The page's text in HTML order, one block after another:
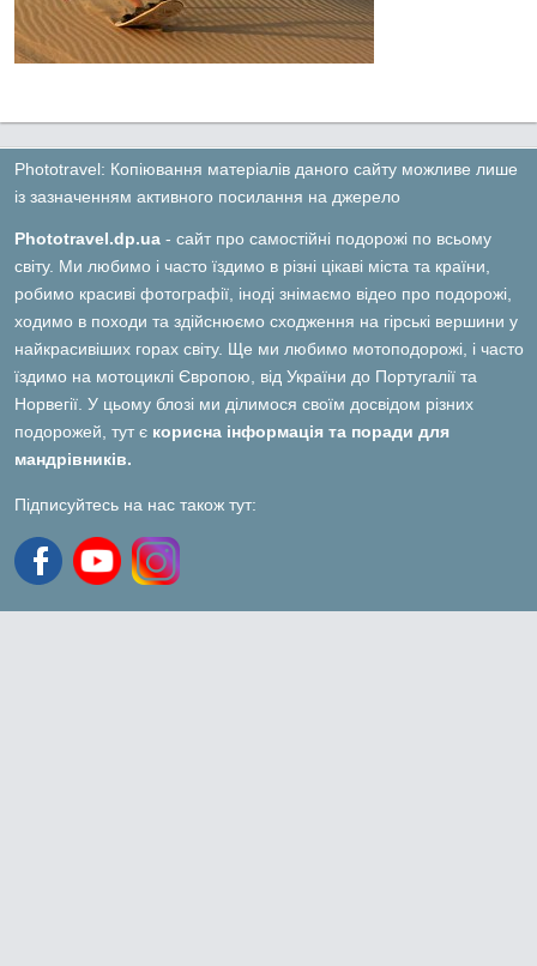
Phototravel: Копіювання матеріалів даного сайту можливе лише
із зазначенням активного посилання на джерело
Phototravel.dp.ua - сайт про самостійні подорожі по всьому
світу. Ми любимо і часто їздимо в різні цікаві міста та країни,
робимо красиві фотографії, іноді знімаємо відео про подорожі,
ходимо в походи та здійснюємо сходження на гірські вершини у
найкрасивіших горах світу. Ще ми любимо мотоподорожі, і часто
їздимо на мотоциклі Європою, від України до Португалії та
Норвегії. У цьому блозі ми ділимося своїм досвідом різних
подорожей, тут є корисна інформація та поради для
мандрівників.
Підписуйтесь на нас також тут: